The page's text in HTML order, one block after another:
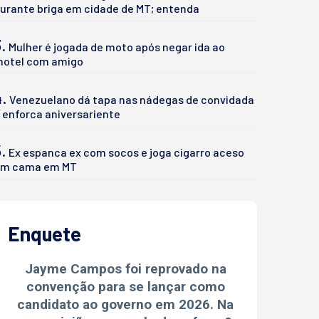
briga em cidade de MT; entenda
Mulher é jogada de moto após negar ida ao
com amigo
Venezuelano dá tapa nas nádegas de convidada
enforca aniversariente
Ex espanca ex com socos e joga cigarro aceso
cama em MT
Enquete
Jayme Campos foi reprovado na
convenção para se lançar como
candidato ao governo em 2026. Na